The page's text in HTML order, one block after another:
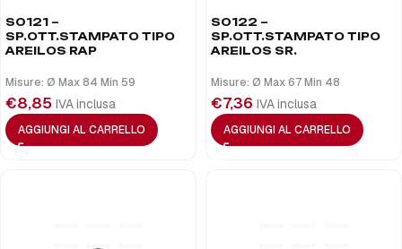
S0121 –
SP.OTT.STAMPATO TIPO
AREILOS RAP
Misure: Ø Max 84 Min 59
€8,85 IVA inclusa
AGGIUNGI AL CARRELLO
S0122 –
SP.OTT.STAMPATO TIPO
AREILOS SR.
Misure: Ø Max 67 Min 48
€7,36 IVA inclusa
AGGIUNGI AL CARRELLO